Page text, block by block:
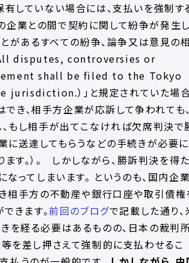
していない場合には、支払いを強制す
企業との間で契約に関して紛争が発生し
があるすべての紛争、論争又は意見の相
（All disputes, controversies or
shall be filed to the Tokyo
）」と規定されていた場
き、相手方企業が応訴して争われても、
もし相手が出てこなければ欠席判決で
に送達してもらうなどの手続きが必要に
す。）。 しかしながら、勝訴判決を得た
ってしまいます。 というのも、国内企業
相手方の不動産や銀行口座や取引債権
きます。前回のブログで記載した通り、
を経る必要はあるものの、日本の裁判
を差し押さえて強制的に支払わせるこ